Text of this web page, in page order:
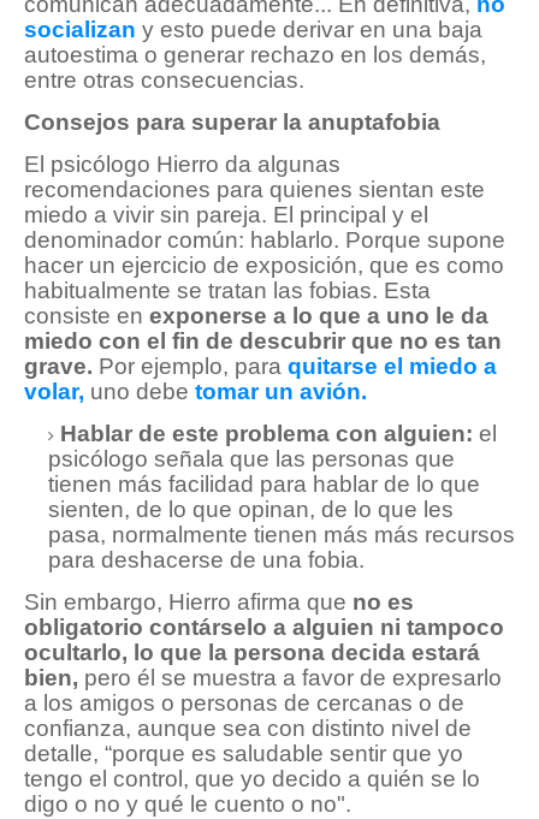
socializan y esto puede derivar en una baja
autoestima o generar rechazo en los demás,
entre otras consecuencias.
Consejos para superar la anuptafobia
El psicólogo Hierro da algunas
recomendaciones para quienes sientan este
miedo a vivir sin pareja. El principal y el
denominador común: hablarlo. Porque supone
hacer un ejercicio de exposición, que es como
habitualmente se tratan las fobias. Esta
consiste en exponerse a lo que a uno le da
miedo con el fin de descubrir que no es tan
grave. Por ejemplo, para quitarse el miedo a
volar, uno debe tomar un avión.
Hablar de este problema con alguien: el
psicólogo señala que las personas que
tienen más facilidad para hablar de lo que
sienten, de lo que opinan, de lo que les
pasa, normalmente tienen más más recursos
para deshacerse de una fobia.
Sin embargo, Hierro afirma que no es
obligatorio contárselo a alguien ni tampoco
ocultarlo, lo que la persona decida estará
bien, pero él se muestra a favor de expresarlo
a los amigos o personas de cercanas o de
confianza, aunque sea con distinto nivel de
detalle, “porque es saludable sentir que yo
tengo el control, que yo decido a quién se lo
digo o no y qué le cuento o no".